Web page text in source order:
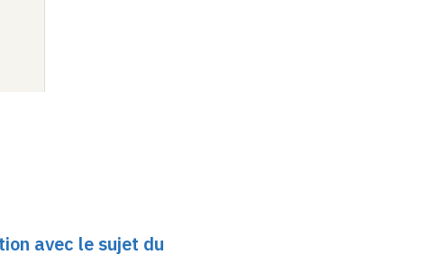
avec le sujet du